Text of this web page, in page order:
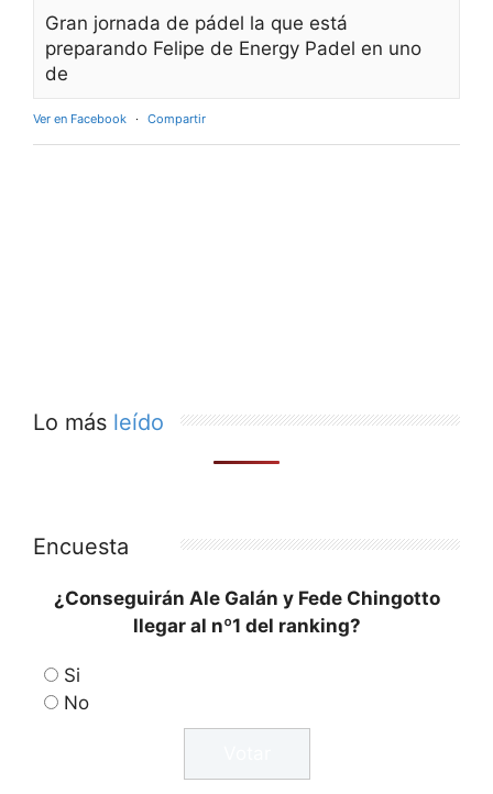
Gran jornada de pádel la que está
preparando Felipe de Energy Padel en uno
de
Ver en Facebook · Compartir
Lo más leído
Encuesta
¿Conseguirán Ale Galán y Fede Chingotto
llegar al nº1 del ranking?
Si
No